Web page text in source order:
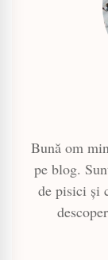
Bună om
pe blog.
de pisici și